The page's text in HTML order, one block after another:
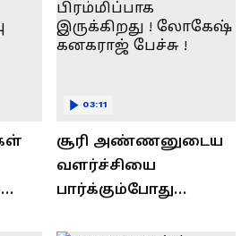
சூரி அண்ணனுடைய
வளர்ச்சியை
பார்க்கும்போது
03:11